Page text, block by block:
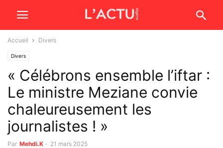
Accueil Divers
Divers
« Célébrons ensemble l’iftar :
Le ministre Meziane convie
chaleureusement les
journalistes ! »
Par Mehdi.K - 21 mars 2025